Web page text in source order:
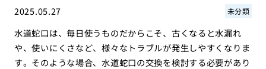
2025.05.27 未分類
水道蛇口は、毎日使うものだからこそ、古くなると水漏れ
や、使いにくさなど、様々なトラブルが発生しやすくなりま
す。そのような場合、水道蛇口の交換を検討する必要があり